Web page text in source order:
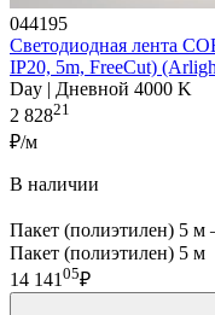
044195
Светодиодная лента
IP20, 5m, FreeCut)
Day | Дневной 4000 K
2 82821
₽/м
В наличии
Пакет (полиэтилен) 5
Пакет (полиэтилен) 5 м
14 14105₽